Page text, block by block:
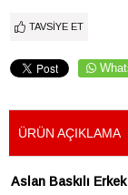
TAVSIYE ET
ÜRÜN AÇIKLAMA
Aslan Baskılı